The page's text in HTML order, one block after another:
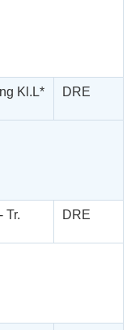
Kl.L* DRE
Tr. DRE